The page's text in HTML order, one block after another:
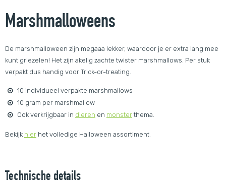
Marshmalloweens
De marshmalloween zijn megaaa lekker, waardoor je er extra lang mee
kunt griezelen! Het zijn akelig zachte twister marshmallows. Per stuk
verpakt dus handig voor Trick-or-treating.
10 individueel verpakte marshmallows
10 gram per marshmallow
Ook verkrijgbaar in dieren en monster thema.
Bekijk hier het volledige Halloween assortiment.
Technische details